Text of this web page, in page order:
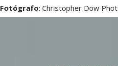
Fotógrafo: Christopher Dow